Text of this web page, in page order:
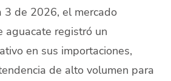
3 de 2026, el mercado
aguacate registró un
en sus importaciones,
de alto volumen para